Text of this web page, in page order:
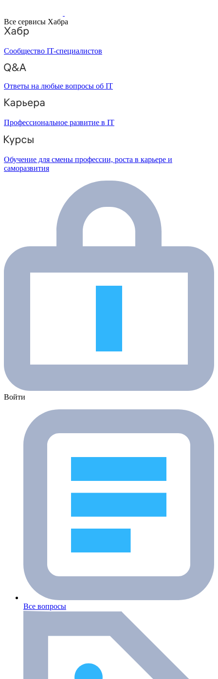
Все сервисы Хабра
Сообщество IT-специалистов
Ответы на любые вопросы об IT
Профессиональное развитие в IT
Обучение для смены профессии, роста в карьере и
саморазвития
Войти
Все вопросы